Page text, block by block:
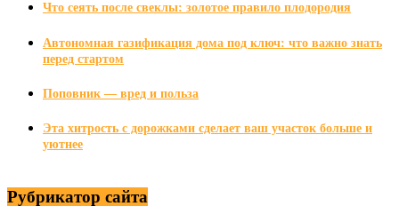
Что сеять после свеклы: золотое правило плодородия
Автономная газификация дома под ключ: что важно знать
перед стартом
Поповник — вред и польза
Эта хитрость с дорожками сделает ваш участок больше и
уютнее
Рубрикатор сайта